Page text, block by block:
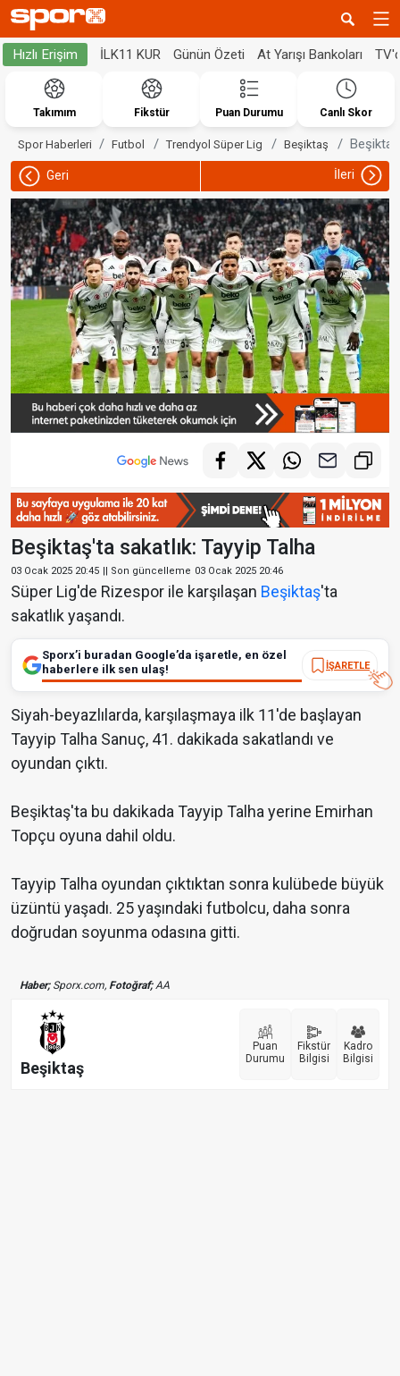
Hızlı Erişim İLK11 KUR Günün Özeti At Yarışı Bankoları
Takımım Fikstür Puan Durumu Canlı Skor
Spor Haberleri Futbol Trendyol Süper Lig Beşiktaş
Geri İleri
Beşiktaş'ta sakatlık: Tayyip Talha
03 Ocak 2025 20:45 || Son güncelleme 03 Ocak 2025 20:46
Süper Lig'de Rizespor ile karşılaşan Beşiktaş'ta
sakatlık yaşandı.
Sporx’i buradan Google’da işaretle, en özel
haberlere ilk sen ulaş!
İŞARETLE
Siyah-beyazlılarda, karşılaşmaya ilk 11'de başlayan
Tayyip Talha Sanuç, 41. dakikada sakatlandı ve
oyundan çıktı.
Beşiktaş'ta bu dakikada Tayyip Talha yerine Emirhan
Topçu oyuna dahil oldu.
Tayyip Talha oyundan çıktıktan sonra kulübede büyük
üzüntü yaşadı. 25 yaşındaki futbolcu, daha sonra
doğrudan soyunma odasına gitti.
Haber;Sporx.com, Fotoğraf;AA
Beşiktaş
Puan
Durumu
Fikstür
Bilgisi
Kadro
Bilgisi